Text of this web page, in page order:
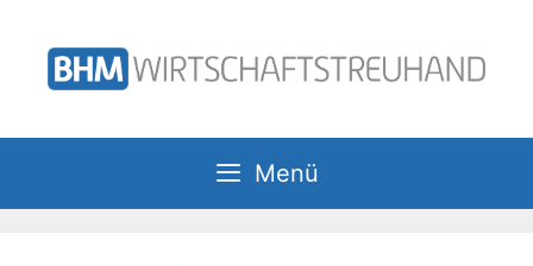
Inhalt
springen
Menü